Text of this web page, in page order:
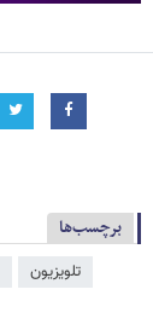
برچسب‌ها
تلویزیون